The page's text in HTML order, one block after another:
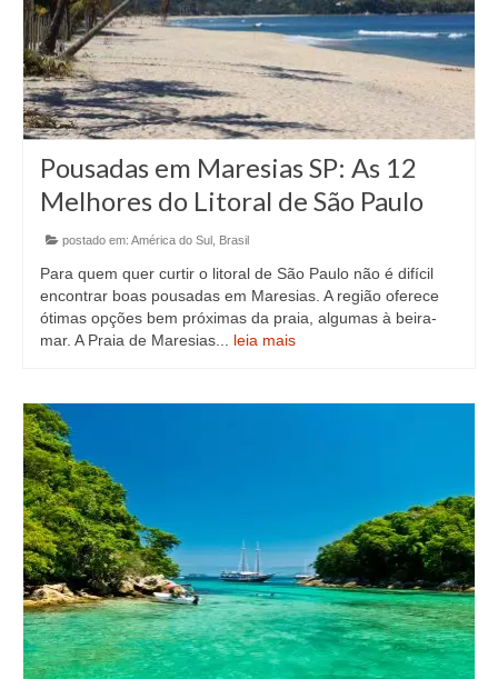
Pousadas em Maresias SP: As 12
Melhores do Litoral de São Paulo
postado em: América do Sul Brasil
Para quem quer curtir o litoral de São Paulo não é difícil
encontrar boas pousadas em Maresias. A região oferece
ótimas opções bem próximas da praia, algumas à beira-
mar. A Praia de Maresias... leia mais